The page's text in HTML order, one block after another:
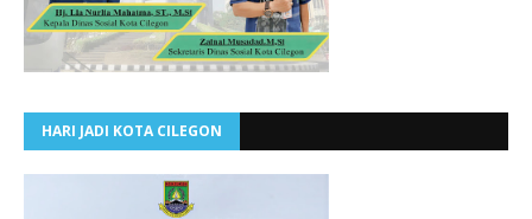
HARI JADI KOTA CILEGON